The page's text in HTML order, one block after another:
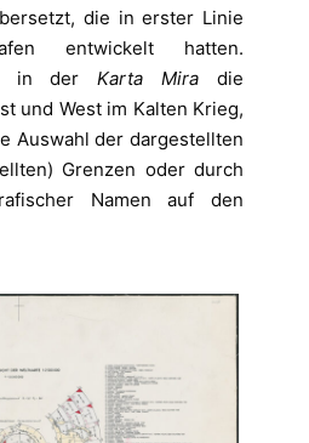
die in erster Linie
entwickelt hatten.
in derKarta Mira die
und West im Kalten Krieg,
Auswahl der dargestellten
Grenzen oder durch
Namen auf den